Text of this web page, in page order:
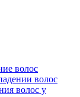
волос
волос
волос у